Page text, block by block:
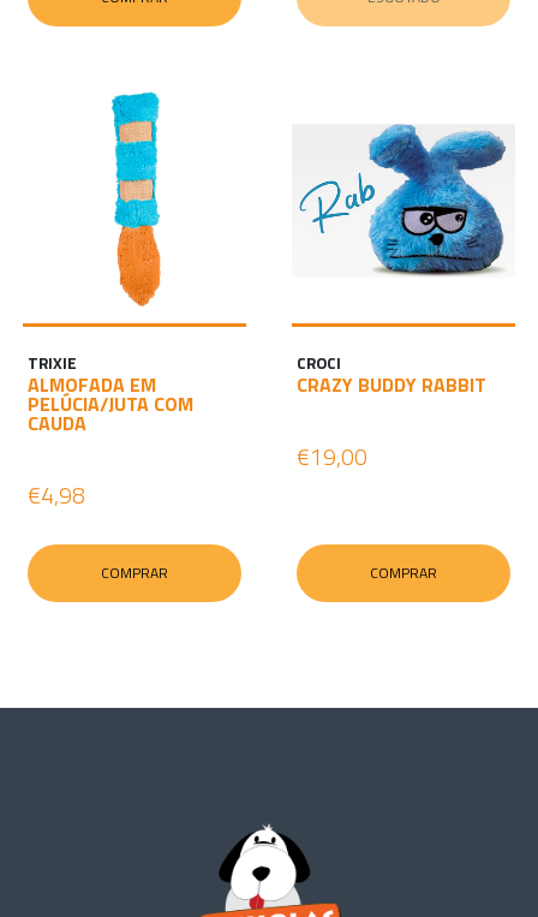
TRIXIE
ALMOFADA EM
PELÚCIA/JUTA COM
CAUDA
€4,98
COMPRAR
CROCI
CRAZY BUDDY RABBIT
€19,00
COMPRAR